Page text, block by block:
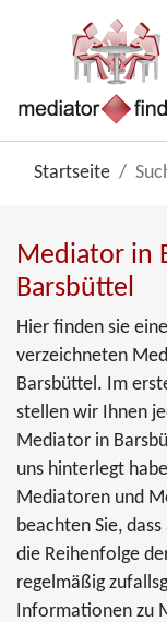
Startseite
Mediator in
Barsbüttel
Hier finden sie
verzeichneten
Barsbüttel. Im
stellen wir Ihnen
Mediator in
uns hinterlegt
Mediatoren und
beachten Sie,
die Reihenfolge
regelmäßig
Informationen zu